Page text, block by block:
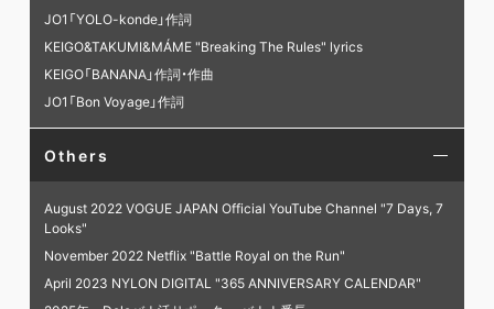
JO1「YOLO-konde」作詞
KEIGO&TAKUMI&MÁME "Breaking The Rules" lyrics
KEIGO「BANANA」作詞・作曲
JO1「Bon Voyage」作詞
Others
August 2022 VOGUE JAPAN Official YouTube Channel "7 Days, 7
Looks"
November 2022 Netflix "Battle Royal on the Run"
April 2023 NYLON DIGITAL "365 ANNIVERSARY CALENDAR"